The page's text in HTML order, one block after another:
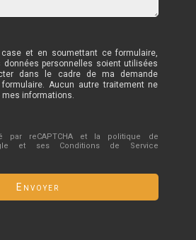
et en soumettant ce formulaire,
données personnelles soient utilisées
dans le cadre de ma demande
Aucun autre traitement ne
informations.
par reCAPTCHA et la politique de
et
ses Conditions de Service
Envoyer